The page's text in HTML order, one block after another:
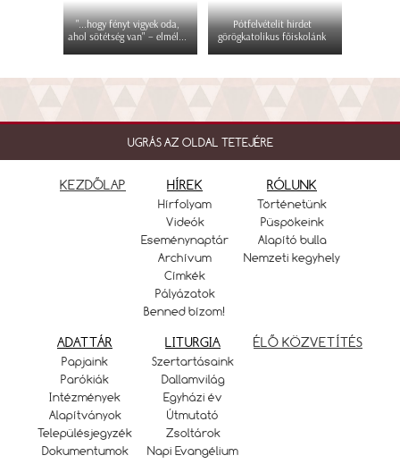
"...hogy fényt vigyek oda,
ahol sötétség van" – elmél...
Pótfelvételit hirdet
görögkatolikus főiskolánk
UGRÁS AZ OLDAL TETEJÉRE
KEZDŐLAP HÍREK
Hírfolyam
Videók
Eseménynaptár
Archívum
Címkék
Pályázatok
Benned bízom!
RÓLUNK
Történetünk
Püspökeink
Alapító bulla
Nemzeti kegyhely
ADATTÁR
Papjaink
Parókiák
Intézmények
Alapítványok
Településjegyzék
Dokumentumok
LITURGIA
Szertartásaink
Dallamvilág
Egyházi év
Útmutató
Zsoltárok
Napi Evangélium
ÉLŐ KÖZVETÍTÉS